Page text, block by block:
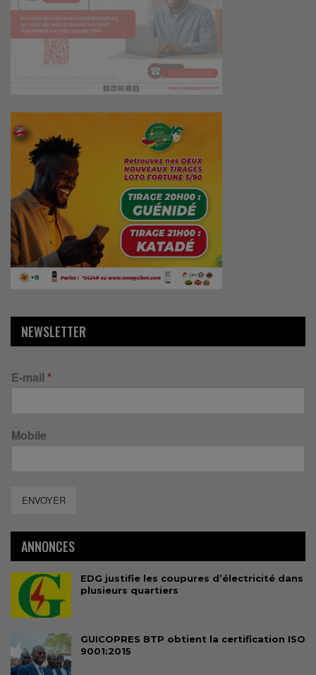
NEWSLETTER
E-mail *
Mobile
ENVOYER
ANNONCES
EDG justifie les coupures d’électricité dans
plusieurs quartiers
GUICOPRES BTP obtient la certification ISO
9001:2015